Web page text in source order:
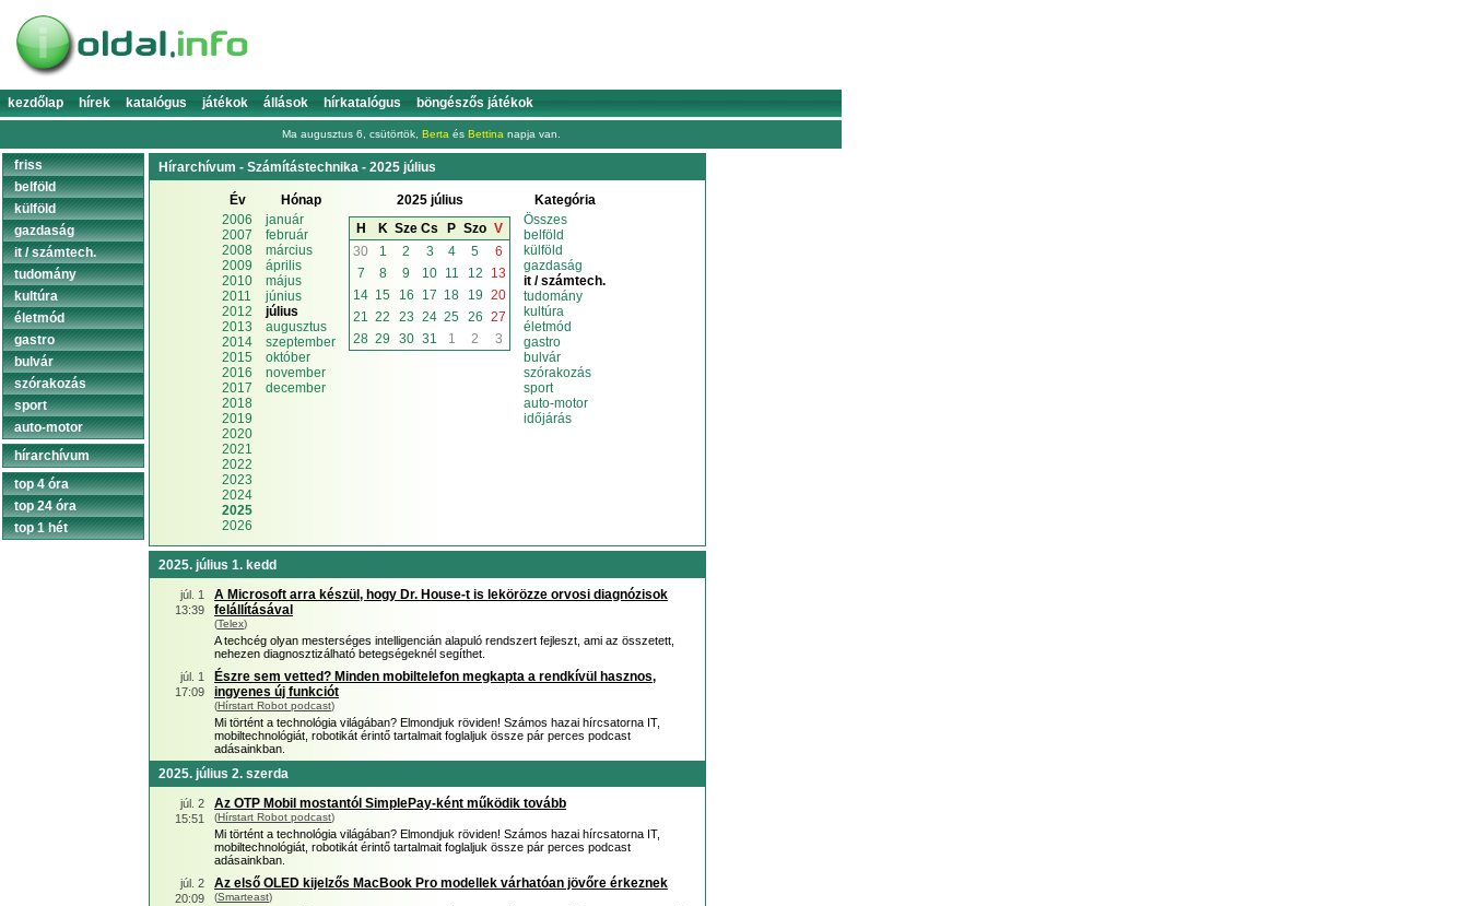
kezdőlap hírek katalógus játékok állások hírkatalógus böngészős játékok
Ma augusztus 6, csütörtök, Berta és Bettina napja van.
Hírarchívum - Számítástechnika - 2025 július
Év
2006
2007
2008
2009
2010
2011
2012
2013
2014
2015
2016
2017
2018
2019
2020
2021
2022
2023
2024
2025
2026
Hónap
január
február
március
április
május
június
július
augusztus
szeptember
október
november
december
2025 július
H
K Sze Cs P Szo V
30
1 2 3 4 5
6
7
8 9 10 11 12
13
14 15 16 17 18 19 20
21
22 23 24 25 26 27
28 29 30 31 1 2 3
Kategória
Összes
belföld
külföld
gazdaság
it / számtech.
tudomány
kultúra
életmód
gastro
bulvár
szórakozás
sport
auto-motor
időjárás
2025. július 1. kedd
júl. 1
13:39
A Microsoft arra készül, hogy Dr. House-t is lekörözze orvosi diagnózisok
felállításával
(Telex)
A techcég olyan mesterséges intelligencián alapuló rendszert fejleszt, ami az összetett,
nehezen diagnosztizálható betegségeknél segíthet.
júl. 1
17:09
Észre sem vetted? Minden mobiltelefon megkapta a rendkívül hasznos,
ingyenes új funkciót
(Hírstart Robot podcast)
Mi történt a technológia világában? Elmondjuk röviden! Számos hazai hírcsatorna IT,
mobiltechnológiát, robotikát érintő tartalmait foglaljuk össze pár perces podcast
adásainkban.
2025. július 2. szerda
júl. 2
15:51
Az OTP Mobil mostantól SimplePay-ként működik tovább
(Hírstart Robot podcast)
Mi történt a technológia világában? Elmondjuk röviden! Számos hazai hírcsatorna IT,
mobiltechnológiát, robotikát érintő tartalmait foglaljuk össze pár perces podcast
adásainkban.
júl. 2
20:09
Az első OLED kijelzős MacBook Pro modellek várhatóan jövőre érkeznek
(Smarteast)
friss
belföld
külföld
gazdaság
it / számtech.
tudomány
kultúra
életmód
gastro
bulvár
szórakozás
sport
auto-motor
hírarchívum
top 4 óra
top 24 óra
top 1 hét